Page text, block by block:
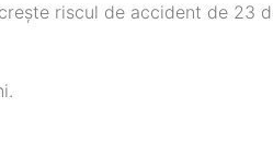
riscul de accident de 23